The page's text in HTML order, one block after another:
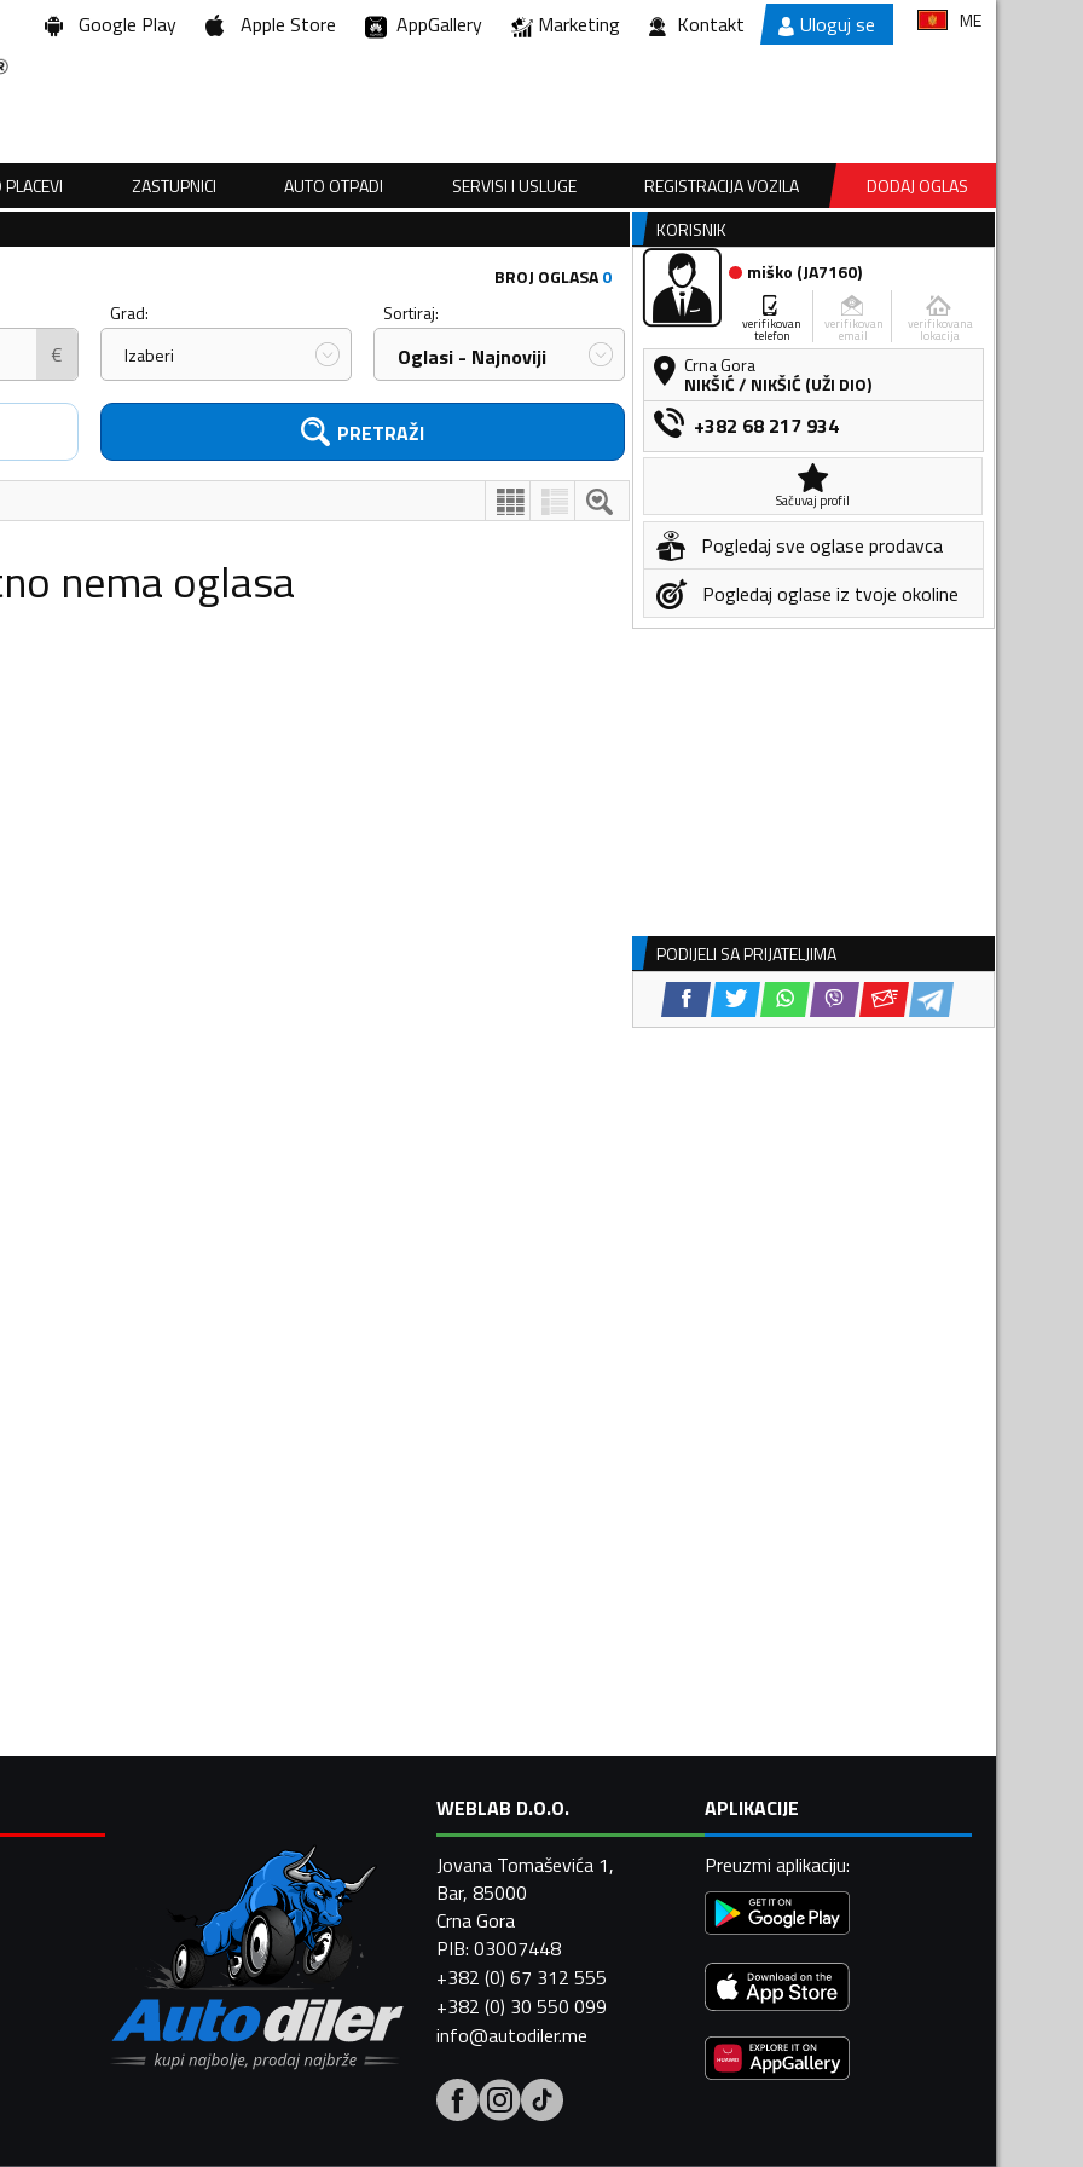
Google Play Apple Store AppGallery Marketing Kontakt Uloguj se ME
ZASTUPNICI AUTO OTPADI SERVISI I USLUGE REGISTRACIJA VOZILA
DODAJ OGLAS
BROJ OGLASA0
€
Grad:
Izaberi
Sortiraj:
Oglasi - Najnoviji
PRETRAŽI
nema oglasa
KORISNIK
miško (JA7160)
verifikovan
telefon
verifikovan
email
verifikovana
lokacija
Crna Gora
NIKŠIĆ/ NIKŠIĆ (UŽI DIO)
+382 68 217 934
Sačuvaj profil
Pogledaj sve oglase prodavca
Pogledaj oglase iz tvoje okoline
PODIJELI SA PRIJATELJIMA
WEBLAB D.O.O.
Jovana Tomaševića 1,
Bar, 85000
Crna Gora
PIB: 03007448
+382 (0) 67 312 555
+382 (0) 30 550 099
info@autodiler.me
APLIKACIJE
Preuzmi aplikaciju: